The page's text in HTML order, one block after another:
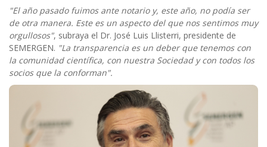
"El año pasado fuimos ante notario y, este año, no podía ser
de otra manera. Este es un aspecto del que nos sentimos muy
orgullosos", subraya el Dr. José Luis Llisterri, presidente de
SEMERGEN. "La transparencia es un deber que tenemos con
la comunidad científica, con nuestra Sociedad y con todos los
socios que la conforman".